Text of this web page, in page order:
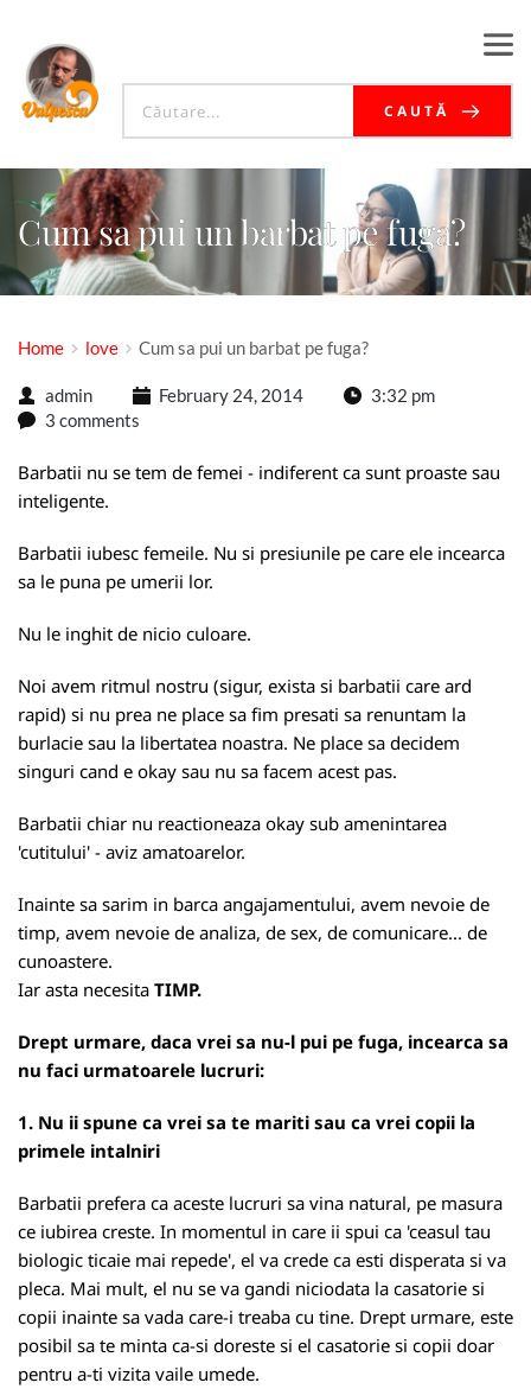
CAUTĂ
Cum sa pui un barbat pe fuga?
Home love Cum sa pui un barbat pe fuga?
admin February 24, 2014
3:32 pm
3 comments
Barbatii nu se tem de femei - indiferent ca sunt proaste sau
inteligente.
Barbatii iubesc femeile. Nu si presiunile pe care ele incearca
sa le puna pe umerii lor.
Nu le inghit de nicio culoare.
Noi avem ritmul nostru (sigur, exista si barbatii care ard
rapid) si nu prea ne place sa fim presati sa renuntam la
burlacie sau la libertatea noastra. Ne place sa decidem
singuri cand e okay sau nu sa facem acest pas.
Barbatii chiar nu reactioneaza okay sub amenintarea
'cutitului' - aviz amatoarelor.
Inainte sa sarim in barca angajamentului, avem nevoie de
timp, avem nevoie de analiza, de sex, de comunicare... de
cunoastere.
Iar asta necesita TIMP.
Drept urmare, daca vrei sa nu-l pui pe fuga, incearca sa
nu faci urmatoarele lucruri:
1. Nu ii spune ca vrei sa te mariti sau ca vrei copii la
primele intalniri
Barbatii prefera ca aceste lucruri sa vina natural, pe masura
ce iubirea creste. In momentul in care ii spui ca 'ceasul tau
biologic ticaie mai repede', el va crede ca esti disperata si va
pleca. Mai mult, el nu se va gandi niciodata la casatorie si
copii inainte sa vada care-i treaba cu tine. Drept urmare, este
posibil sa te minta ca-si doreste si el casatorie si copii doar
pentru a-ti vizita vaile umede.